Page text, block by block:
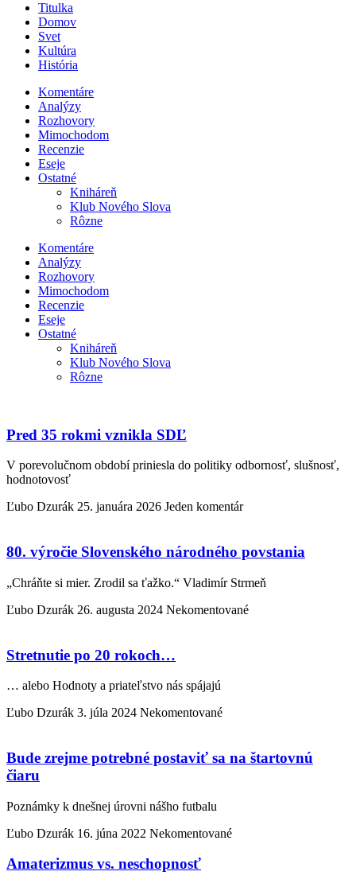
Titulka
Domov
Svet
Kultúra
História
Komentáre
Analýzy
Rozhovory
Mimochodom
Recenzie
Eseje
Ostatné
Kniháreň
Klub Nového Slova
Rôzne
Komentáre
Analýzy
Rozhovory
Mimochodom
Recenzie
Eseje
Ostatné
Kniháreň
Klub Nového Slova
Rôzne
Pred 35 rokmi vznikla SDĽ
V porevolučnom období priniesla do politiky odbornosť, slušnosť,
hodnotovosť
Ľubo Dzurák 25. januára 2026 Jeden komentár
80. výročie Slovenského národného povstania
„Chráňte si mier. Zrodil sa ťažko.“ Vladimír Strmeň
Ľubo Dzurák 26. augusta 2024 Nekomentované
Stretnutie po 20 rokoch…
… alebo Hodnoty a priateľstvo nás spájajú
Ľubo Dzurák 3. júla 2024 Nekomentované
Bude zrejme potrebné postaviť sa na štartovnú
čiaru
Poznámky k dnešnej úrovni nášho futbalu
Ľubo Dzurák 16. júna 2022 Nekomentované
Amaterizmus vs. neschopnosť